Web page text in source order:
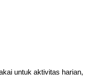
untuk aktivitas harian,